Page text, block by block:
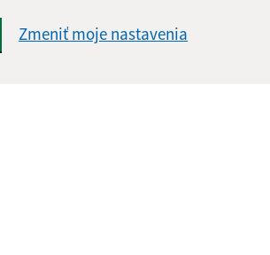
Zmeniť moje nastavenia